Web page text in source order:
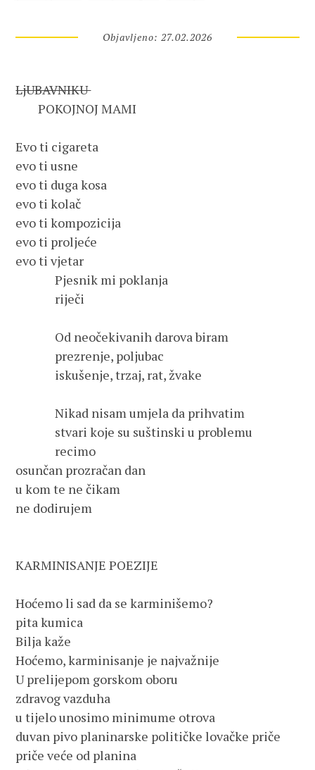
Objavljeno: 27.02.2026
LjUBAVNIKU
	POKOJNOJ MAMI
Evo ti cigareta
evo ti usne
evo ti duga kosa
evo ti kolač
evo ti kompozicija
evo ti proljeće
evo ti vjetar
              Pjesnik mi poklanja
              riječi
              Od neočekivanih darova biram
              prezrenje, poljubac
              iskušenje, trzaj, rat, žvake
              Nikad nisam umjela da prihvatim
              stvari koje su suštinski u problemu
              recimo
osunčan prozračan dan
u kom te ne čikam
ne dodirujem
KARMINISANJE POEZIJE
Hoćemo li sad da se karminišemo?
pita kumica
Bilja kaže
Hoćemo, karminisanje je najvažnije
U prelijepom gorskom oboru
zdravog vazduha
u tijelo unosimo minimume otrova
duvan pivo planinarske političke lovačke priče
priče veće od planina